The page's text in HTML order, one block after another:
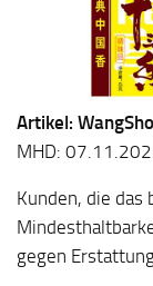
Artikel:
MHD:
Kunden, die
gegen